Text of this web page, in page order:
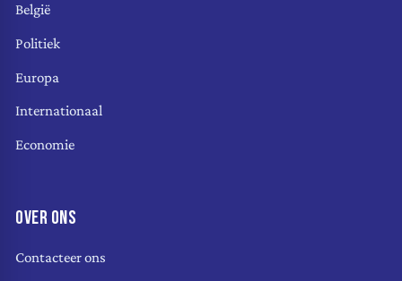
België
Politiek
Europa
Internationaal
Economie
OVER ONS
Contacteer ons